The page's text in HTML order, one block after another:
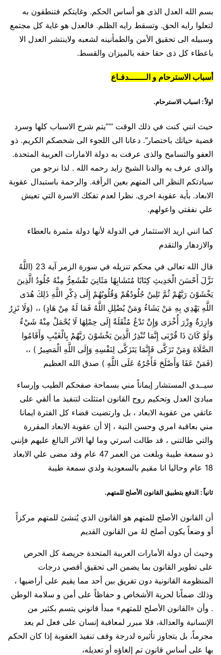
بسم الله العدل الذى هو أساس الحكم. وغايتكم فتنطقون به
لتعلوا رايه الحق. وتسقط رايه الظلم. فالعدل هو غاية كل مجتمع
وسبيله الى تحقيق الأمن والطمأنينه لشعبه ولاينتشر العدل الا
باعطاء كل ذى حقا حقه بالميزان والقسط.
أسباب الاسترحام و الـــــــدفـاع
اولاً : اسباب الاسترحام.
حيث انني كنت في ذلك الوقت “‘”يتم شرح الاسباب كلها وسرد
قضية حياتك باختصار”. دعانا الى اللجوء الى شخصكم الكريم. ذو
العفو والتسامح والذى عرفت به دولة الامارات العربية المتحدة.
والذى عرف به والدنا الشيخ زايد رحمه الله . لذا نرجو من
سيادتكم النظر الى المتهم بعين الرأفة. والرحمة باستبدال عقوبة
الابعاد. بأية عقوبة اخرى. نظرا لعدم تفكك الاسرة التي تعيش
علي نفقتي واعولهم.
كما انني اريد الاستثمار في الدولة لأنها دولة مثمرة بالعطاء
والازدهار والتقدم
قال الله تعالى في محكم تنزيله في سورة الزمر آية 23 (اللَّهُ
نَزَّلَ أَحْسَنَ الْحَدِيثِ كِتَابًا مُتَشَابِهًا مَثَانِيَ تَقْشَعِرُّ مِنْهُ جُلُودُ الَّذِينَ
يَخْشَوْنَ رَبَّهُمْ ثُمَّ تَلِينُ جُلُودُهُمْ وَقُلُوبُهُمْ إِلَى ذِكْرِ اللَّهِ ذَلِكَ هُدَى
اللَّهِ يَهْدِي بِهِ مَنْ يَشَاءُ وَمَنْ يُضْلِلِ اللَّهُ فَمَا لَهُ مِنْ هَادٍ) ،، (وَلَا تَزِرُ
وَازِرَةٌ وِزْرَ أُخْرَى وَإِنْ تَدْعُ مُثْقَلَةٌ إِلَى حِمْلِهَا لَا يُحْمَلْ مِنْهُ شَيْءٌ
وَلَوْ كَانَ ذَا قُرْبَى إِنَّمَا تُنْذِرُ الَّذِينَ يَخْشَوْنَ رَبَّهُمْ بِالْغَيْبِ وَأَقَامُوا
الصَّلَاةَ وَمَنْ تَزَكَّى فَإِنَّمَا يَتَزَكَّى لِنَفْسِهِ وَإِلَى اللَّهِ الْمَصِيرُ ) ،،
(فَمَنْ عَفَا وَأَصْلَحَ فَأَجْرُهُ عَلَى اللَّهِ ) صدق الله العظيم
سيــدي المستشار إيماناً مني بسماحة صفحكم الطيب وإرساء
مبادئ العدل وتحكيم روح القانون امتثلت لتنفيذ ما ألقي على
عاتقي من عقوبة الابعاد ، بل وارتضيت قضاء كل الفترة ايمانا
مني بعاقبة امري وحسن النية ، إلا أن عقوبة الابعاد المقررة
والتي طالتني ، قد طالت اسرتي وما لها الاثر البالغ عليهم فإنني
ذو سمعة طيبة وبلغت من العمر 47 عام وقد مضى علي الابعاد
18 عام وحاليا انا مقيم بالسعودية ولدي سمعة طيبة
ثانياً : الدفع بتطبيق القانون الأصلح للمتهم.
أن القانون الأصلح للمتهم هو القانون الذي يُنشئ للمتهم مركزاً
أو وضعاً يكون أصلح لهُ من القانون القديم
وحيث أن دولة الأمارات العربية المتحدة حريصة كل الحرص
على تطوير القانون بما يضمن الى تحقيق أقصي درجات
المنظومة القانونية دون تفريق بين أحد مما يقيم على أراضيها ،
وذلك ضماًنا لحرية الأشخاص و حفاظاً على أمن و سلامة الوطن
. وأن «القانون الأصلح للمتهم» مبدأ قانوني يتسم بكثير من
الإنسانية والعدالة، فلا مبرر لمعاقبة إنسان على فعل لم يعد
مجرماً، بل يتجاوز تأثيره لدرجة وقف تنفيذ العقوبة إذا كان الحكم
بها على أساس قانون تم إلغاؤه أو تعديله،